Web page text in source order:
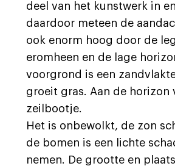
deel van het kunstwerk in
daardoor meteen de
ook enorm hoog door de
eromheen en de lage
voorgrond is een
groeit gras. Aan de horizon
zeilbootje.
Het is onbewolkt, de zon
de bomen is een lichte
nemen. De grootte en